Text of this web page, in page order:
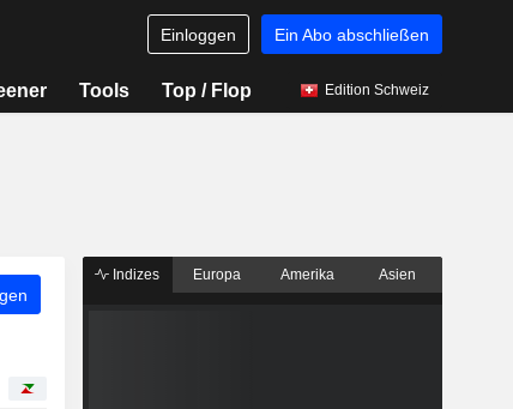
Einloggen Ein Abo abschließen
Tools Top / Flop Edition Schweiz
Indizes Europa Amerika Asien